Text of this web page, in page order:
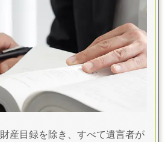
産目録を除き、すべて遺言者が